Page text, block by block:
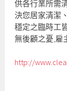
供各行業所需
決您居家清潔
穩定之臨時工
無後顧之憂,雇
http://